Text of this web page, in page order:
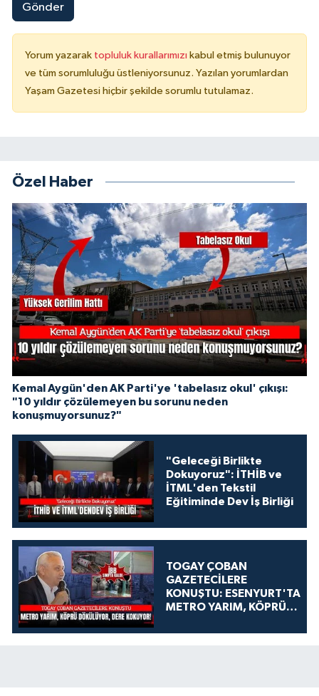
Gönder
Yorum yazarak topluluk kurallarımızı kabul etmiş bulunuyor
ve tüm sorumluluğu üstleniyorsunuz. Yazılan yorumlardan
Yaşam Gazetesi hiçbir şekilde sorumlu tutulamaz.
Özel Haber
Kemal Aygün'den AK Parti'ye 'tabelasız okul' çıkışı:
"10 yıldır çözülemeyen bu sorunu neden
konuşmuyorsunuz?"
"Geleceği Birlikte
Dokuyoruz": İTHİB ve
İTML'den Tekstil
Eğitiminde Dev İş Birliği
TOGAY ÇOBAN
GAZETECİLERE
KONUŞTU: ESENYURT'TA
METRO YARIM, KÖPRÜ
KOKUYOR!